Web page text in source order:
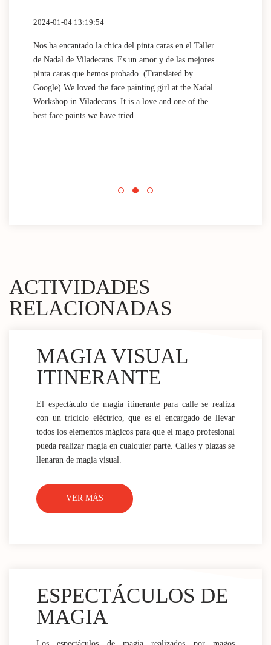
2024-01-04 13:19:54
Nos ha encantado la chica del pinta caras en el Taller
de Nadal de Viladecans. Es un amor y de las mejores
pinta caras que hemos probado. (Translated by
Google) We loved the face painting girl at the Nadal
Workshop in Viladecans. It is a love and one of the
best face paints we have tried.
ACTIVIDADES
RELACIONADAS
MAGIA VISUAL
ITINERANTE
El espectáculo de magia itinerante para calle se realiza
con un triciclo eléctrico, que es el encargado de llevar
todos los elementos mágicos para que el mago profesional
pueda realizar magia en cualquier parte. Calles y plazas se
llenaran de magia visual.
VER MÁS
ESPECTÁCULOS DE
MAGIA